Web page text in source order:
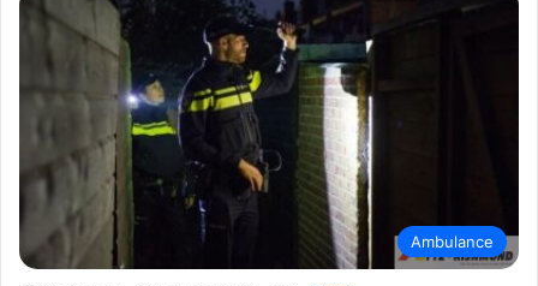
Ambulance